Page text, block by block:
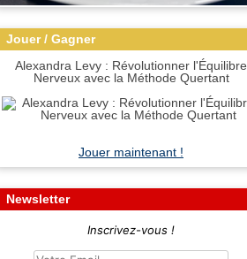
Jouer / Gagner
Alexandra Levy : Révolutionner l'Équilibre
Nerveux avec la Méthode Quertant
Jouer maintenant !
Newsletter
Inscrivez-vous !